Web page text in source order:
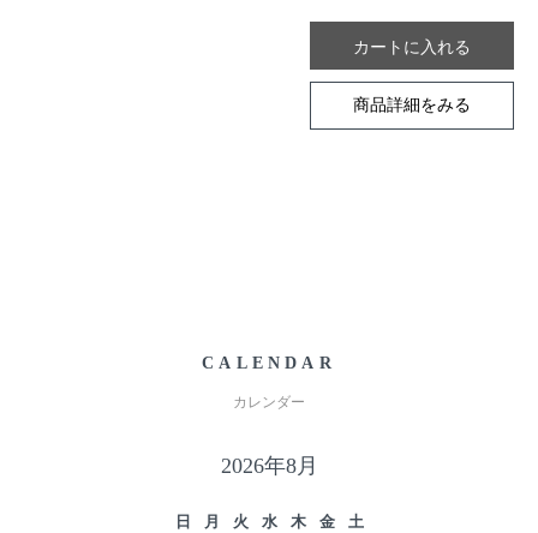
商品詳細をみる
CALENDAR
カレンダー
2026年8月
日 月 火 水 木 金 土